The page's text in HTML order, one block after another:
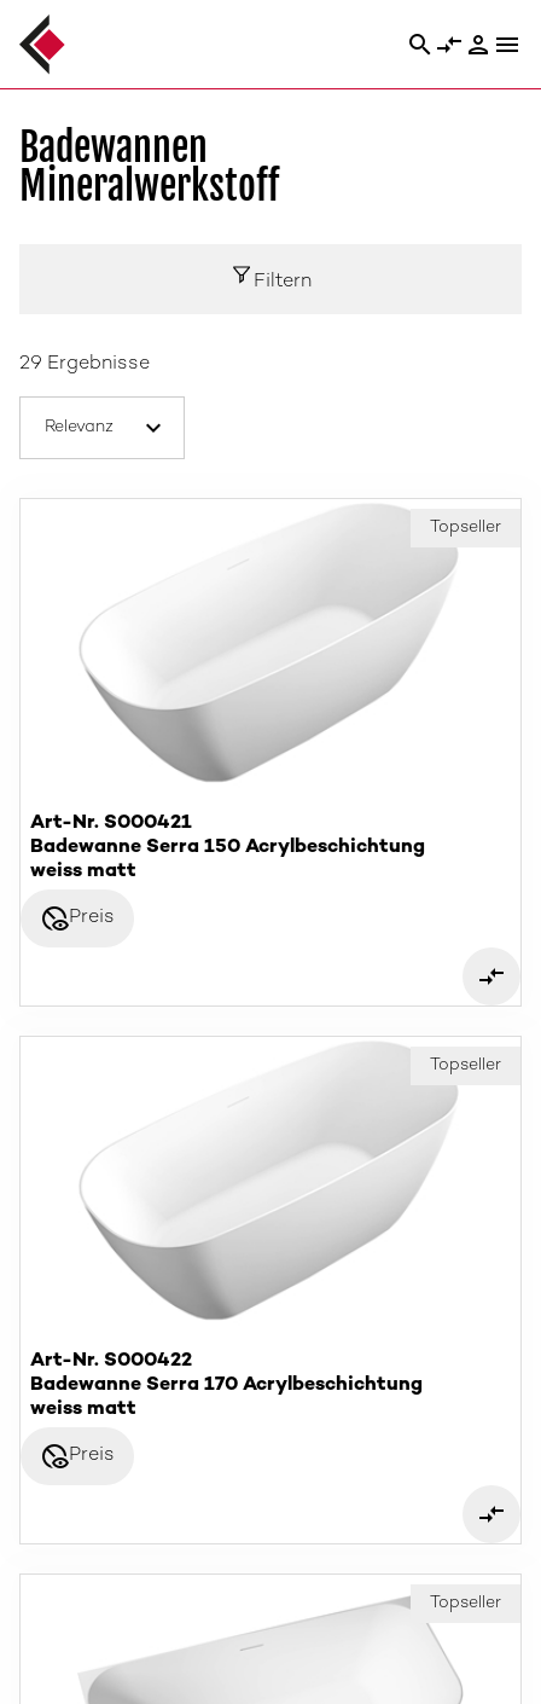
search compare_arrows person menu
Badewannen
Mineralwerkstoff
Filtern
29 Ergebnisse
Topseller
Art-Nr. S000421
Badewanne Serra 150 Acrylbeschichtung
weiss matt
disabled_visiblePreis
Topseller
Art-Nr. S000422
Badewanne Serra 170 Acrylbeschichtung
weiss matt
disabled_visiblePreis
Topseller